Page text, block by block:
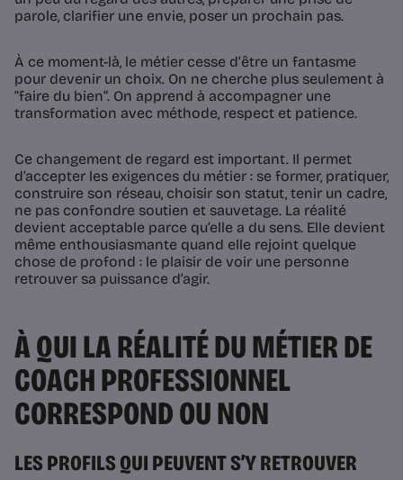
parole, clarifier une envie, poser un prochain pas.
À ce moment-là, le métier cesse d’être un fantasme
pour devenir un choix. On ne cherche plus seulement à
“faire du bien”. On apprend à accompagner une
transformation avec méthode, respect et patience.
Ce changement de regard est important. Il permet
d’accepter les exigences du métier : se former, pratiquer,
construire son réseau, choisir son statut, tenir un cadre,
ne pas confondre soutien et sauvetage. La réalité
devient acceptable parce qu’elle a du sens. Elle devient
même enthousiasmante quand elle rejoint quelque
chose de profond : le plaisir de voir une personne
retrouver sa puissance d’agir.
À QUI LA RÉALITÉ DU MÉTIER DE
COACH PROFESSIONNEL
CORRESPOND OU NON
LES PROFILS QUI PEUVENT S’Y RETROUVER